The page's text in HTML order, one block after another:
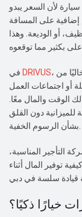
لأن السعر يبدو
إضافية على المسافة
أو الوديعة. وهذا
DRIVUS، نؤمن بأن استئجار سيارة يجب أن يكون أمرًا بسيطًا وخاليًا من
أو اجتماعات العمل
الوقت والمال معًا.
للميزانية دون القلق
بشأن الرسوم الخفية.
التأجير المناسبة،
توفير المال أثناء
خيارًا ذكيًا؟